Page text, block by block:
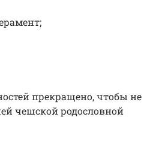
прекращено, чтобы не
чешской родословной